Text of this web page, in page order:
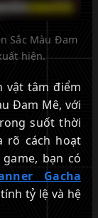
Sắc Màu Đam
hiện.
vật tâm điểm
Đam Mê, với
suốt thời
rõ cách hoạt
bạn có
Gacha
tỷ lệ và hệ